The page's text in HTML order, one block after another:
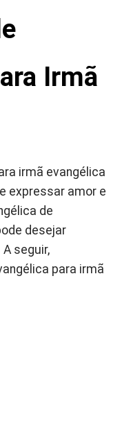
Irmã
irmã evangélica
expressar amor e
de
desejar
seguir,
para irmã